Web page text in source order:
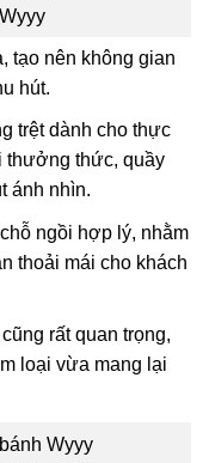
tạo nên không gian
hút.
trệt dành cho thực
thưởng thức, quầy
ánh nhìn.
ngồi hợp lý, nhằm
thoải mái cho khách
rất quan trọng,
loại vừa mang lại